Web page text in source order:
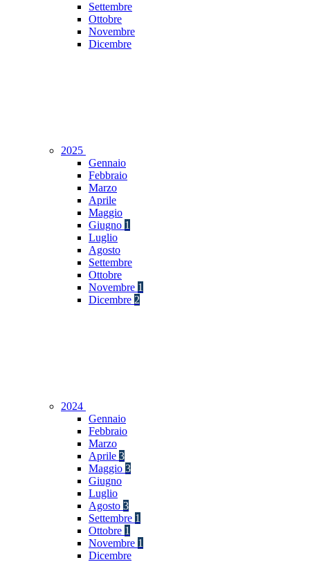
Settembre
Ottobre
Novembre
Dicembre
2025
Gennaio
Febbraio
Marzo
Aprile
Maggio
Giugno 1
Luglio
Agosto
Settembre
Ottobre
Novembre 1
Dicembre 2
2024
Gennaio
Febbraio
Marzo
Aprile 3
Maggio 3
Giugno
Luglio
Agosto 3
Settembre 1
Ottobre 1
Novembre 1
Dicembre